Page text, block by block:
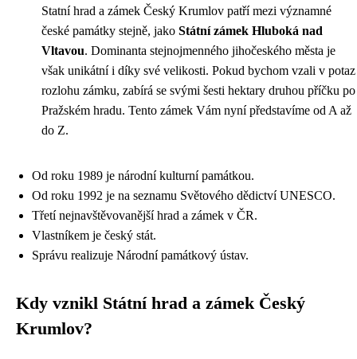
Statní hrad a zámek Český Krumlov patří mezi významné
české památky stejně, jako Státní zámek Hluboká nad
Vltavou. Dominanta stejnojmenného jihočeského města je
však unikátní i díky své velikosti. Pokud bychom vzali v potaz
rozlohu zámku, zabírá se svými šesti hektary druhou příčku po
Pražském hradu. Tento zámek Vám nyní představíme od A až
do Z.
Od roku 1989 je národní kulturní památkou.
Od roku 1992 je na seznamu Světového dědictví UNESCO.
Třetí nejnavštěvovanější hrad a zámek v ČR.
Vlastníkem je český stát.
Správu realizuje Národní památkový ústav.
Kdy vznikl Státní hrad a zámek Český
Krumlov?